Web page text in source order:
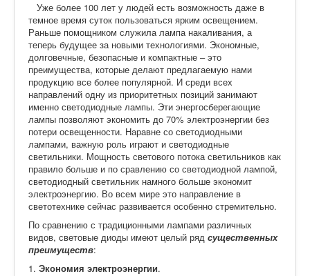
Уже более 100 лет у людей есть возможность даже в
темное время суток пользоваться ярким освещением.
Раньше помощником служила лампа накаливания, а
теперь будущее за новыми технологиями. Экономные,
долговечные, безопасные и компактные – это
преимущества, которые делают предлагаемую нами
продукцию все более популярной. И среди всех
направлений одну из приоритетных позиций занимают
именно светодиодные лампы. Эти энергосберегающие
лампы позволяют экономить до 70% электроэнергии без
потери освещенности. Наравне со светодиодными
лампами, важную роль играют и светодиодные
светильники. Мощность светового потока светильников как
правило больше и по сравлению со светодиодной лампой,
светодиодный светильник намного больше экономит
электроэнергию. Во всем мире это направление в
светотехнике сейчас развивается особенно стремительно.
По сравнению с традиционными лампами различных
видов, световые диоды имеют целый ряд существенных
преимуществ:
1. Экономия электроэнергии.